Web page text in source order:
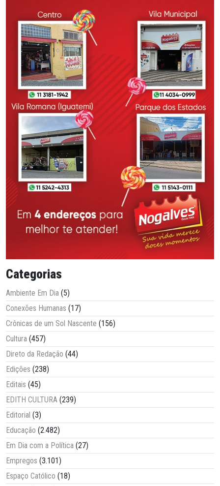
Categorias
Ambiente Em Dia (5)
Conexões Humanas (17)
Crônicas de um Sol Nascente (156)
Cultura (457)
Direto da Redação (44)
Edições (238)
Editais (45)
EDITH CULTURA (239)
Editorial (3)
Educação (2.482)
Em Dia com a Política (27)
Empregos (3.101)
Espaço Católico (18)